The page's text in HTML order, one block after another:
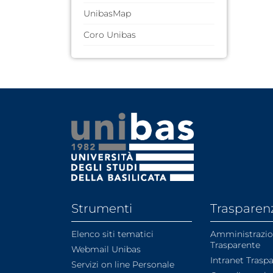
Tecnico-Amministrativo
Merchandising
UnibasMap
Coro Unibas
Strumenti
Elenco siti tematici
Webmail Unibas
Servizi on line Personale
Trasparente
Intranet